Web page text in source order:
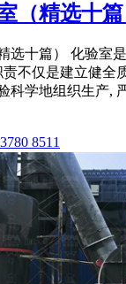
（精选十篇
选十篇） 化验室
不仅是建立健全
科学地组织生产,
8511